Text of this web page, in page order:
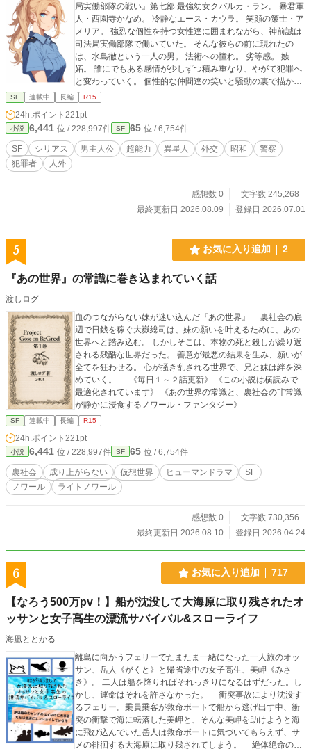
局実働部隊の戦い』第七部 最強幼女クバルカ・ラン。 暴君軍
人・西園寺かなめ。 冷静なエース・カウラ。 笑顔の策士・ア
メリア。 強烈な個性を持つ女性達に囲まれながら、神前誠は
司法局実働部隊で働いていた。 そんな彼らの前に現れたの
は、水島徹という一人の男。 法術への憧れ。 劣等感。 嫉
妬。 誰にでもある感情が少しずつ積み重なり、やがて犯罪へ
と変わっていく。 個性的な仲間達の笑いと騒動の裏で描かれ
SF 連載中 長編 R15
24h.ポイント 221pt
小説 6,441 位 / 228,997件 SF 65 位 / 6,754件
SF シリアス 男主人公 超能力 異星人 外交 昭和
警察
犯罪者
人外
感想数 0
文字数 245,268
最終更新日 2026.08.09
登録日 2026.07.01
5 お気に入り追加 2
『あの世界』の常識に巻き込まれていく話
渡しログ
血のつながらない妹が迷い込んだ『あの世界』 裏社会の底
辺で日銭を稼ぐ大嶽総司は、妹の願いを叶えるために、あの
世界へと踏み込む。 しかしそこは、本物の死と殺しが繰り返
される残酷な世界だった。 善意が最悪の結果を生み、願いが
全てを狂わせる。 心が掻き乱される世界で、兄と妹は絆を深
めていく。 《毎日１～２話更新》 《この小説は横読みで
最適化されています》 《あの世界の常識と、裏社会の非常識
が静かに浸食するノワール・ファンタジー》
SF 連載中 長編 R15
24h.ポイント 221pt
小説 6,441 位 / 228,997件 SF 65 位 / 6,754件
裏社会 成り上がらない 仮想世界 ヒューマンドラマ
SF
ノワール
ライトノワール
感想数 0
文字数 730,356
最終更新日 2026.08.10
登録日 2026.04.24
6 お気に入り追加 717
【なろう500万pv！】船が沈没して大海原に取り残されたオ
ッサンと女子高生の漂流サバイバル&スローライフ
海凪ととかる
離島に向かうフェリーでたまたま一緒になった一人旅のオッ
サン、岳人《がくと》と帰省途中の女子高生、美岬《みさ
き》。 二人は船を降りればそれっきりになるはずだった。し
かし、運命はそれを許さなかった。 衝突事故により沈没す
るフェリー。乗員乗客が救命ボートで船から逃げ出す中、衝
突の衝撃で海に転落した美岬と、そんな美岬を助けようと海
に飛び込んでいた岳人は救命ボートに気づいてもらえず、サ
メの徘徊する大海原に取り残されてしまう。 絶体絶命のピ